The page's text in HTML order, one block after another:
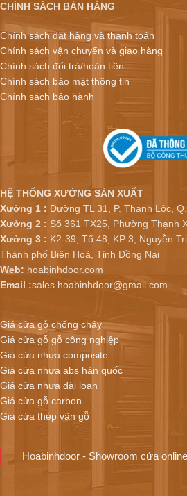
CHÍNH SÁCH BÁN HÀNG
Chính sách đặt hàng và thanh toán
Chính sách vận chuyển và giao hàng
Chính sách đổi trả/hoàn tiền
Chính sách bảo mật thông tin
Chính sách bảo hành
HỆ THỐNG XƯỞNG SẢN XUẤT
Xưởng 1 : Đường TL 31, P. Thạnh Lộc,
Xưởng 2 : Số 361 TX25, Phường Thạnh
Xưởng 3 : K2-39, Tổ 48, KP 3, Nguyễn
Thành phố Biên Hoà, Tỉnh Đồng Nai
Web: hoabinhdoor.com
Email :sales.hoabinhdoor@gmail.com
Giá cửa gỗ chống cháy
Giá cửa gỗ gỗ công nghiệp
Giá cửa nhựa composite
Giá cửa nhựa abs hàn quốc
Giá cửa nhựa đài loan
Giá cửa gỗ carbon
Giá cửa thép vân gỗ
Hoabinhdoor - Showroom cửa online